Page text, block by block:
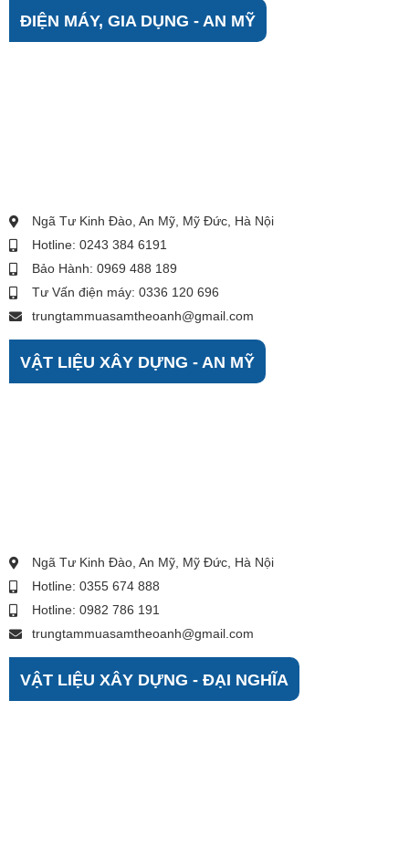
ĐIỆN MÁY, GIA DỤNG - AN MỸ
Ngã Tư Kinh Đào, An Mỹ, Mỹ Đức, Hà Nội
Hotline: 0243 384 6191
Bảo Hành: 0969 488 189
Tư Vấn điện máy: 0336 120 696
trungtammuasamtheoanh@gmail.com
VẬT LIỆU XÂY DỰNG - AN MỸ
Ngã Tư Kinh Đào, An Mỹ, Mỹ Đức, Hà Nội
Hotline: 0355 674 888
Hotline: 0982 786 191
trungtammuasamtheoanh@gmail.com
VẬT LIỆU XÂY DỰNG - ĐẠI NGHĨA